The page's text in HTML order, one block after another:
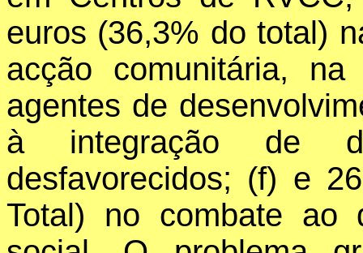
euros (36,3% do total)
acção comunitária,
agentes de
à integração de
desfavorecidos; (f) e
Total) no combate ao